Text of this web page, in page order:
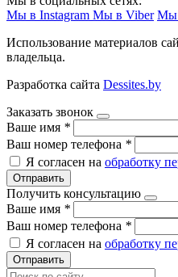
Мы в Instagram Мы в Viber Мы
Использование материалов
владельца.
Разработка сайта Dessites.by
Заказать звонок
Ваше имя *
Ваш номер телефона *
Я согласен на обработку
Отправить
Получить консультацию
Ваше имя *
Ваш номер телефона *
Я согласен на обработку
Отправить